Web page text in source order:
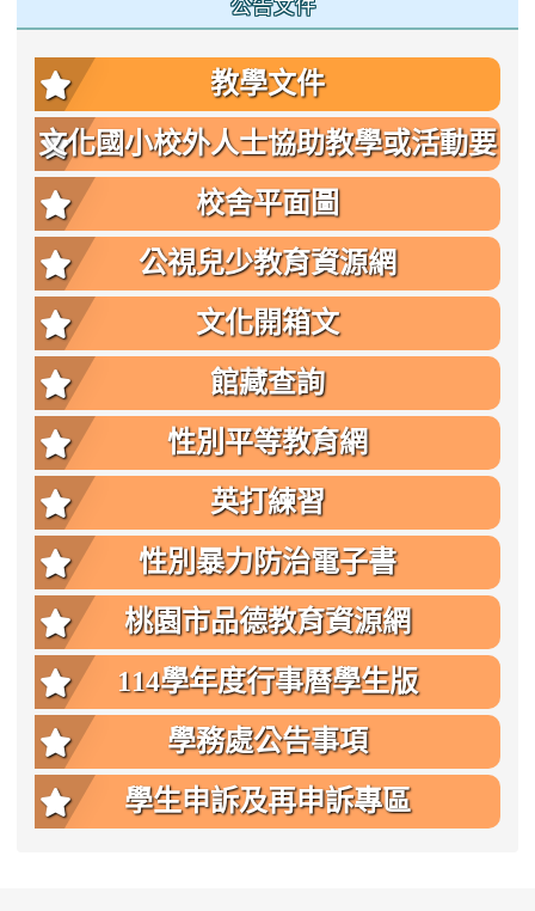
教學文件
文化國小校外人士協助教學或活動要
點
校舍平面圖
公視兒少教育資源網
文化開箱文
館藏查詢
性別平等教育網
英打練習
性別暴力防治電子書
桃園市品德教育資源網
114學年度行事曆學生版
學務處公告事項
學生申訴及再申訴專區